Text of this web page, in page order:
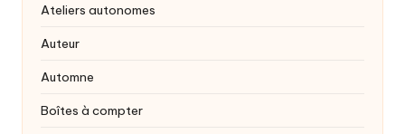
Ateliers autonomes
Auteur
Automne
Boîtes à compter